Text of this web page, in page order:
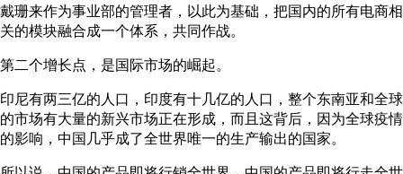
戴珊来作为事业部的管理者，以此为基础，把国内的所有电商相
关的模块融合成一个体系，共同作战。
第二个增长点，是国际市场的崛起。
印尼有两三亿的人口，印度有十几亿的人口，整个东南亚和全球
的市场有大量的新兴市场正在形成，而且这背后，因为全球疫情
的影响，中国几乎成了全世界唯一的生产输出的国家。